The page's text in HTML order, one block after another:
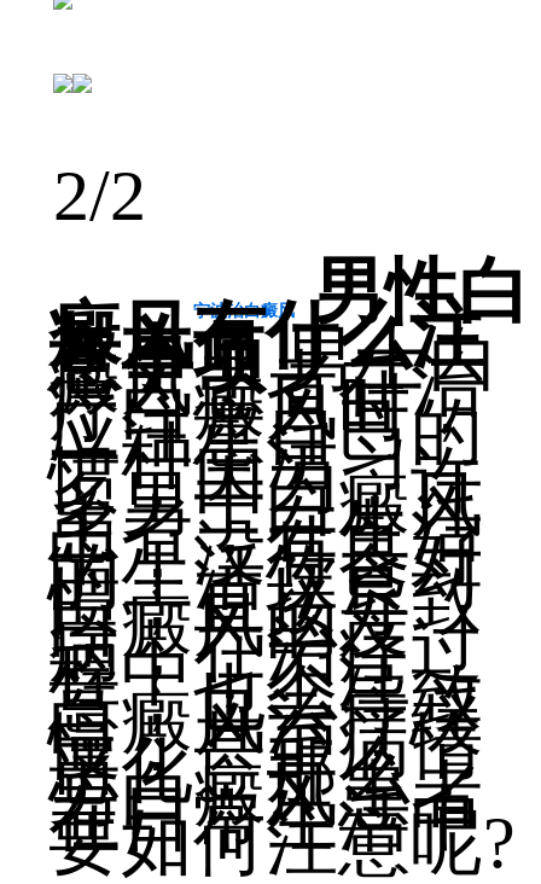
1/2
宁波治白癜风男性白
癜风有什么注
意事项男士白
癜风患者在治
疗白癜风时，
应注意自己的
一种生活习
惯，因为，许
多男士白癜风
患者，在生活
中，没有良好
的生活饮食习
惯，直接导致
白癜风的发
病，在治疗过
程中，不注
意，也会导致
白癜风治疗缓
慢，甚至病情
恶化。那么，
男白癜风患者
在日常生活中
要如何注意呢?